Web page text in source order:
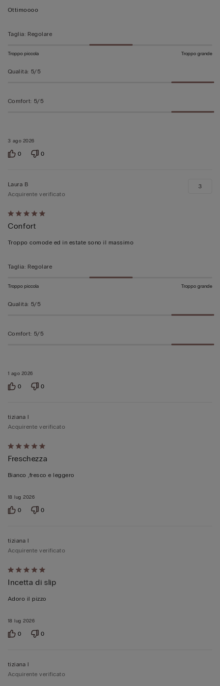
su
3 ago 2026
Ottimoooo
Taglia: Regolare
Troppo piccola Troppo grande
Qualità: 5/5
Comfort: 5/5
0 0
Valutato
5
su
1 ago 2026
Laura B
Acquirente verificato
Confort
Troppo comode ed in estate sono il massimo
3
Taglia: Regolare
Troppo piccola Troppo grande
Qualità: 5/5
Comfort: 5/5
0 0
Valutato
5
su
18 lug 2026
tiziana l
Acquirente verificato
Freschezza
Bianco ,fresco e leggero
0 0
Valutato
5
su
18 lug 2026
tiziana l
Acquirente verificato
Incetta di slip
Adoro il pizzo
0 0
tiziana l
Acquirente verificato